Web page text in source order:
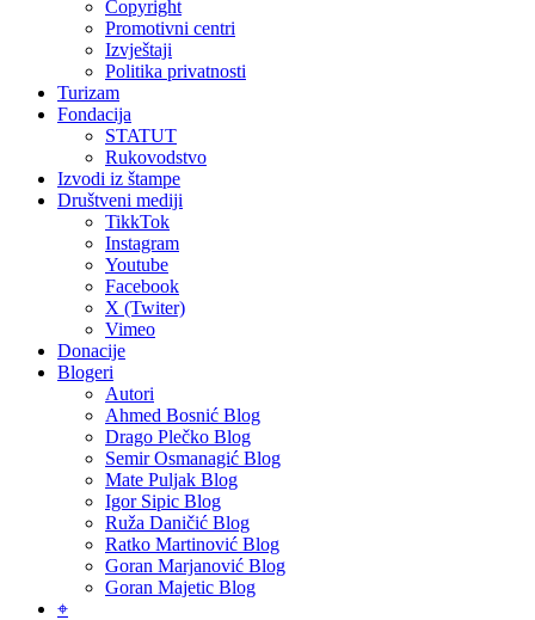
Copyright
Promotivni centri
Izvještaji
Politika privatnosti
Turizam
Fondacija
STATUT
Rukovodstvo
Izvodi iz štampe
Društveni mediji
TikkTok
Instagram
Youtube
Facebook
X (Twiter)
Vimeo
Donacije
Blogeri
Autori
Ahmed Bosnić Blog
Drago Plečko Blog
Semir Osmanagić Blog
Mate Puljak Blog
Igor Sipic Blog
Ruža Daničić Blog
Ratko Martinović Blog
Goran Marjanović Blog
Goran Majetic Blog
⌖